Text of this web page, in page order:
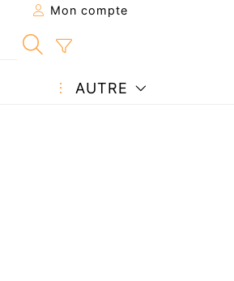
Mon compte
AUTRE